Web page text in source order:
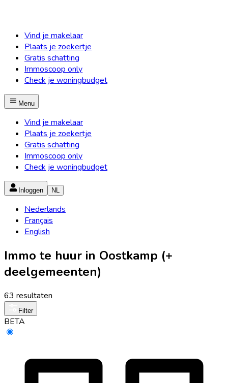
Vind je makelaar
Plaats je zoekertje
Gratis schatting
Immoscoop only
Check je woningbudget
Menu
Vind je makelaar
Plaats je zoekertje
Gratis schatting
Immoscoop only
Check je woningbudget
Inloggen NL
Nederlands
Français
English
Immo te huur in Oostkamp (+
deelgemeenten)
63 resultaten
Filter
BETA